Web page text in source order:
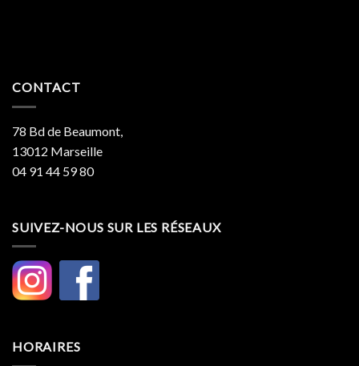
CONTACT
78 Bd de Beaumont,
13012 Marseille
04 91 44 59 80
SUIVEZ-NOUS SUR LES RÉSEAUX
HORAIRES